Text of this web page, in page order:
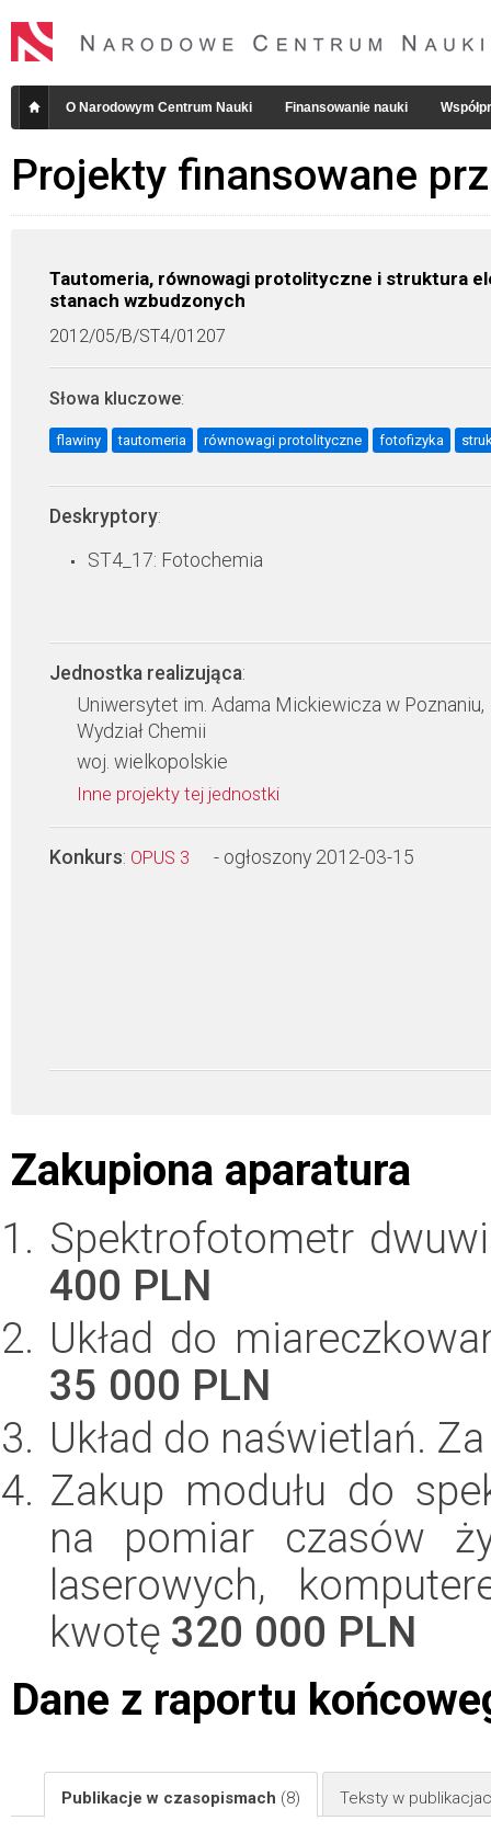
O Narodowym Centrum Nauki Finansowanie nauki
Projekty finansowane
Tautomeria, równowagi protolityczne i struktura
stanach wzbudzonych
2012/05/B/ST4/01207
Słowa kluczowe:
flawiny tautomeria równowagi protolityczne fotofizyka
Deskryptory:
ST4_17: Fotochemia
Jednostka realizująca:
Uniwersytet im. Adama Mickiewicza w Poznaniu,
Wydział Chemii
woj. wielkopolskie
Inne projekty tej jednostki
Konkurs: OPUS 3 - ogłoszony 2012-03-15
Zakupiona aparatura
Spektrofotometr
400 PLN
Układ do
35 000 PLN
Układ do naświetlań.
Zakup modułu do
na pomiar czasów
laserowych,
kwotę 320 000 PLN
Dane z raportu
Publikacje w czasopismach (8) Teksty w